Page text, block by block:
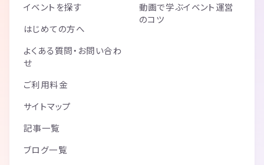
イベントを探す
はじめての方へ
よくある質問・お問い合わ
せ
ご利用料金
サイトマップ
記事一覧
ブログ一覧
動画で学ぶイベント運営
のコツ